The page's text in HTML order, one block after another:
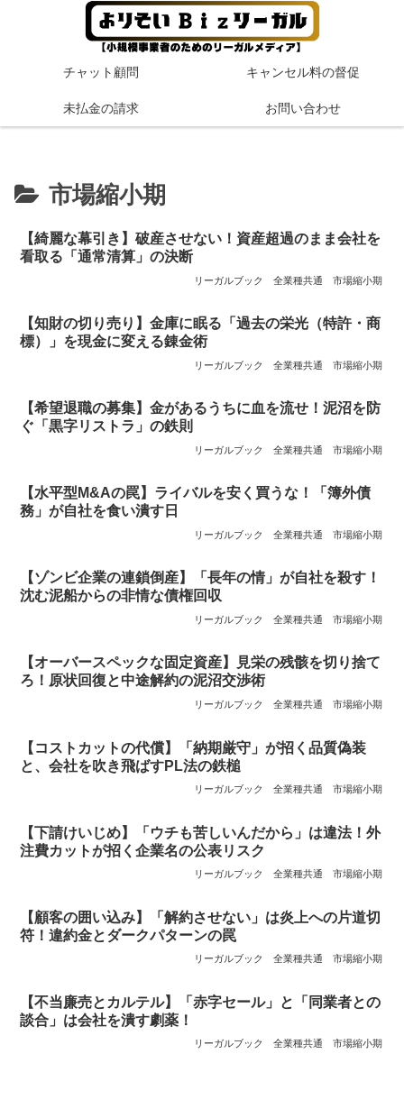
チャット顧問 キャンセル料の督促
未払金の請求 お問い合わせ
市場縮小期
【綺麗な幕引き】破産させない！資産超過のまま会社を
看取る「通常清算」の決断
リーガルブック 全業種共通 市場縮小期
【知財の切り売り】金庫に眠る「過去の栄光（特許・商
標）」を現金に変える錬金術
リーガルブック 全業種共通 市場縮小期
【希望退職の募集】金があるうちに血を流せ！泥沼を防
ぐ「黒字リストラ」の鉄則
リーガルブック 全業種共通 市場縮小期
【水平型M&Aの罠】ライバルを安く買うな！「簿外債
務」が自社を食い潰す日
リーガルブック 全業種共通 市場縮小期
【ゾンビ企業の連鎖倒産】「長年の情」が自社を殺す！
沈む泥船からの非情な債権回収
リーガルブック 全業種共通 市場縮小期
【オーバースペックな固定資産】見栄の残骸を切り捨て
ろ！原状回復と中途解約の泥沼交渉術
リーガルブック 全業種共通 市場縮小期
【コストカットの代償】「納期厳守」が招く品質偽装
と、会社を吹き飛ばすPL法の鉄槌
リーガルブック 全業種共通 市場縮小期
【下請けいじめ】「ウチも苦しいんだから」は違法！外
注費カットが招く企業名の公表リスク
リーガルブック 全業種共通 市場縮小期
【顧客の囲い込み】「解約させない」は炎上への片道切
符！違約金とダークパターンの罠
リーガルブック 全業種共通 市場縮小期
【不当廉売とカルテル】「赤字セール」と「同業者との
談合」は会社を潰す劇薬！
リーガルブック 全業種共通 市場縮小期